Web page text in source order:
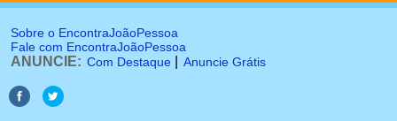
Sobre o EncontraJoãoPessoa
Fale com EncontraJoãoPessoa
ANUNCIE: Com Destaque Anuncie Grátis